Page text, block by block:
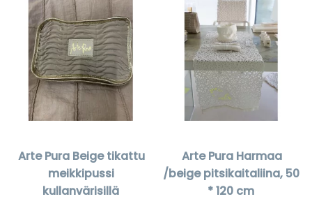
Arte Pura Beige tikattu
meikkipussi
kullanvärisillä
Arte Pura Harmaa
/beige pitsikaitaliina, 50
* 120 cm